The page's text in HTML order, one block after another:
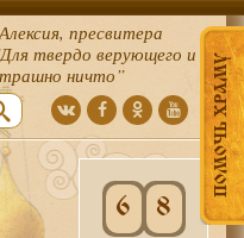
ПОМОЧЬ ХРАМУ
пресвитера
твердо верующего и
ничто”
6 8